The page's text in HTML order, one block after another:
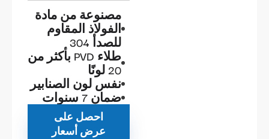
مصنوعة من مادة
الفولاذ المقاوم
للصدأ 304
طلاء PVD بأكثر من
20 لونًا
نفس لون الصنابير
ضمان 7 سنوات
احصل على
عرض أسعار